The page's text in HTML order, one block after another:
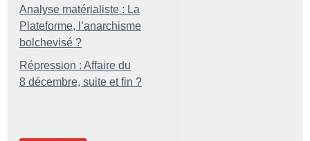
Analyse matérialiste : La
Plateforme, l’anarchisme
bolchevisé ?
Répression : Affaire du
8 décembre, suite et fin ?